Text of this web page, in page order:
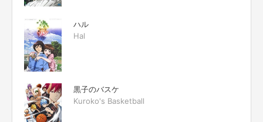
ハル
Hal
黒子のバスケ
Kuroko's Basketball